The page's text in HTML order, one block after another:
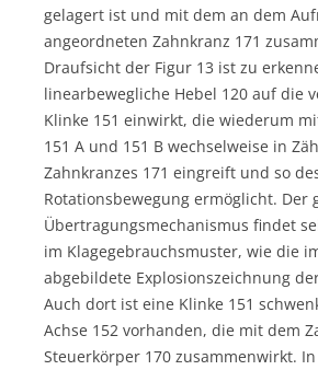
gelagert ist und mit dem an dem
angeordneten Zahnkranz 171
Draufsicht der Figur 13 ist zu
linearbewegliche Hebel 120 auf die
Klinke 151 einwirkt, die wiederum
151 A und 151 B wechselweise in
Zahnkranzes 171 eingreift und so
Rotationsbewegung ermöglicht. Der
Übertragungsmechanismus findet
im Klagegebrauchsmuster, wie die
abgebildete Explosionszeichnung
Auch dort ist eine Klinke 151
Achse 152 vorhanden, die mit dem
Steuerkörper 170 zusammenwirkt.